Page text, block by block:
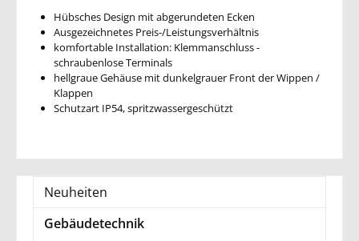
Hübsches Design mit abgerundeten Ecken
Ausgezeichnetes Preis-/Leistungsverhältnis
komfortable Installation: Klemmanschluss -
schraubenlose Terminals
hellgraue Gehäuse mit dunkelgrauer Front der Wippen /
Klappen
Schutzart IP54, spritzwassergeschützt
Neuheiten
Gebäudetechnik